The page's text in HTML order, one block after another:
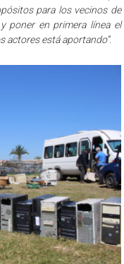
para los vecinos de
poner en primera línea el
actores está aportando”.